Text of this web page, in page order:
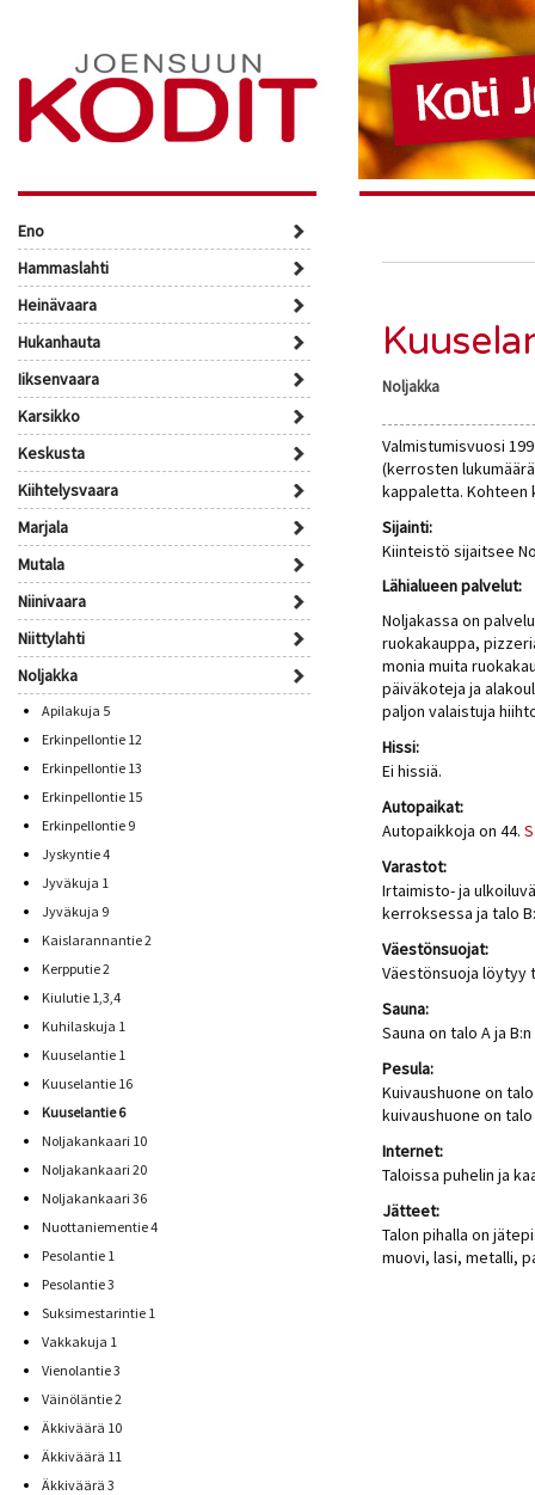
Eno
Hammaslahti
Heinävaara
Hukanhauta
Iiksenvaara
Karsikko
Keskusta
Kiihtelysvaara
Marjala
Mutala
Niinivaara
Niittylahti
Noljakka
Apilakuja 5
Erkinpellontie 12
Erkinpellontie 13
Erkinpellontie 15
Erkinpellontie 9
Jyskyntie 4
Jyväkuja 1
Jyväkuja 9
Kaislarannantie 2
Kerpputie 2
Kiulutie 1,3,4
Kuhilaskuja 1
Kuuselantie 1
Kuuselantie 16
Kuuselantie 6
Noljakankaari 10
Noljakankaari 20
Noljakankaari 36
Nuottaniementie 4
Pesolantie 1
Pesolantie 3
Suksimestarintie 1
Vakkakuja 1
Vienolantie 3
Väinöläntie 2
Äkkiväärä 10
Äkkiväärä 11
Äkkiväärä 3
Noljakka
Valmistumisvuosi
(kerrosten
kappaletta. Kohteen
Sijainti:
Kiinteistö sijaitsee
Lähialueen palvelut:
Noljakassa on
ruokakauppa,
monia muita
päiväkoteja ja
paljon valaistuja
Hissi:
Ei hissiä.
Autopaikat:
Autopaikkoja on 44.
Varastot:
Irtaimisto- ja
kerroksessa ja talo
Väestönsuojat:
Väestönsuoja löytyy
Sauna:
Sauna on talo A ja
Pesula:
Kuivaushuone on
kuivaushuone on
Internet:
Taloissa puhelin ja
Jätteet:
Talon pihalla on
muovi, lasi, metalli,